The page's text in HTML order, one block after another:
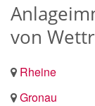
von
Rheine
Gronau